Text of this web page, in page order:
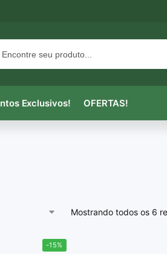
Exclusivos! OFERTAS!
Mostrando todos os 6
-15%